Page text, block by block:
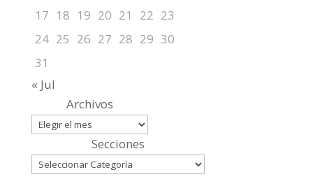
17 18 19 20 21 22 23
24 25 26 27 28 29 30
31
« Jul
Archivos
Secciones